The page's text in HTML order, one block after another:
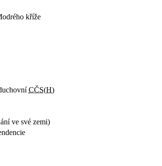
kříže
CČS(H)
ve své zemi)